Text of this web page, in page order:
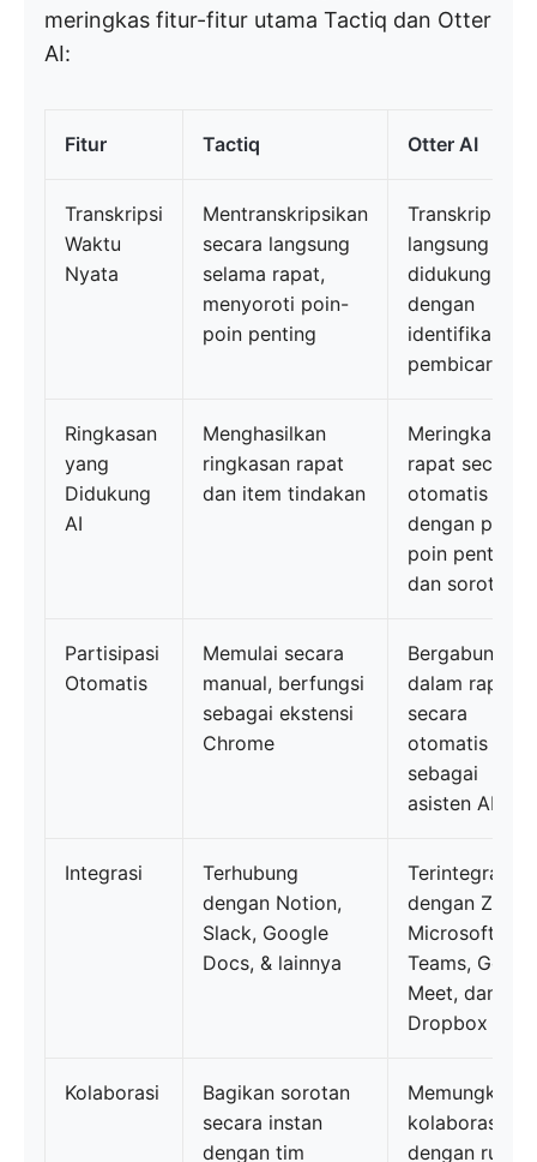
meringkas fitur-fitur utama Tactiq dan Otter
AI:
Fitur Tactiq Otter AI
Transkripsi
Waktu
Nyata
Mentranskripsikan
secara langsung
selama rapat,
menyoroti poin-
poin penting
Transkripsi
langsung
didukung AI
dengan
identifikasi
pembicara
Ringkasan
yang
Didukung
AI
Menghasilkan
ringkasan rapat
dan item tindakan
Meringkas
rapat secara
otomatis
dengan poin-
poin penting
dan sorotan
Partisipasi
Otomatis
Memulai secara
manual, berfungsi
sebagai ekstensi
Chrome
Bergabung
dalam rapat
secara
otomatis
sebagai
asisten AI
Integrasi
Terhubung
dengan Notion,
Slack, Google
Docs, & lainnya
Terintegrasi
dengan Zoom,
Microsoft
Teams,
Meet, dan
Dropbox
Kolaborasi
Bagikan sorotan
secara instan
dengan tim
kolaborasi tim
dengan ruang